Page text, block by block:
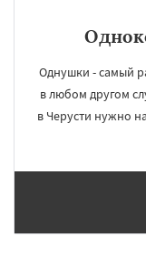
Однушки - самый
в любом другом
в Черусти нужно